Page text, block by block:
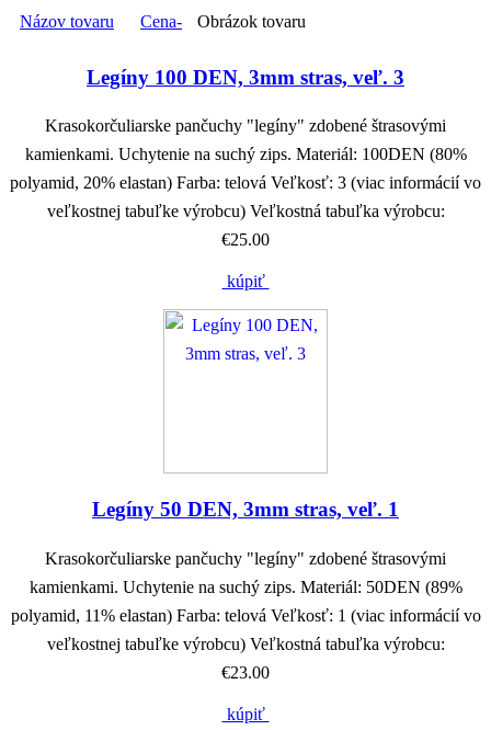
Názov tovaru Cena- Obrázok tovaru
Legíny 100 DEN, 3mm stras, veľ. 3
Krasokorčuliarske pančuchy "legíny" zdobené štrasovými
kamienkami. Uchytenie na suchý zips. Materiál: 100DEN (80%
polyamid, 20% elastan) Farba: telová Veľkosť: 3 (viac informácií vo
veľkostnej tabuľke výrobcu) Veľkostná tabuľka výrobcu:
€25.00
kúpiť
Legíny 50 DEN, 3mm stras, veľ. 1
Krasokorčuliarske pančuchy "legíny" zdobené štrasovými
kamienkami. Uchytenie na suchý zips. Materiál: 50DEN (89%
polyamid, 11% elastan) Farba: telová Veľkosť: 1 (viac informácií vo
veľkostnej tabuľke výrobcu) Veľkostná tabuľka výrobcu:
€23.00
kúpiť